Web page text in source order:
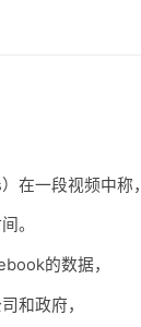
在一段视频中称，
。
的数据，
和政府，